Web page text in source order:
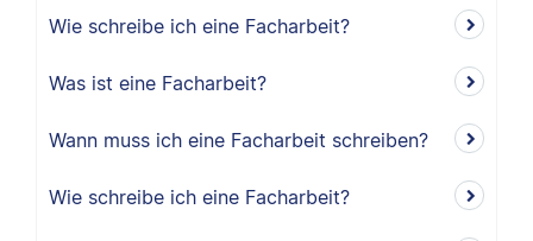
Wie schreibe ich eine Facharbeit?
Was ist eine Facharbeit?
Wann muss ich eine Facharbeit schreiben?
Wie schreibe ich eine Facharbeit?